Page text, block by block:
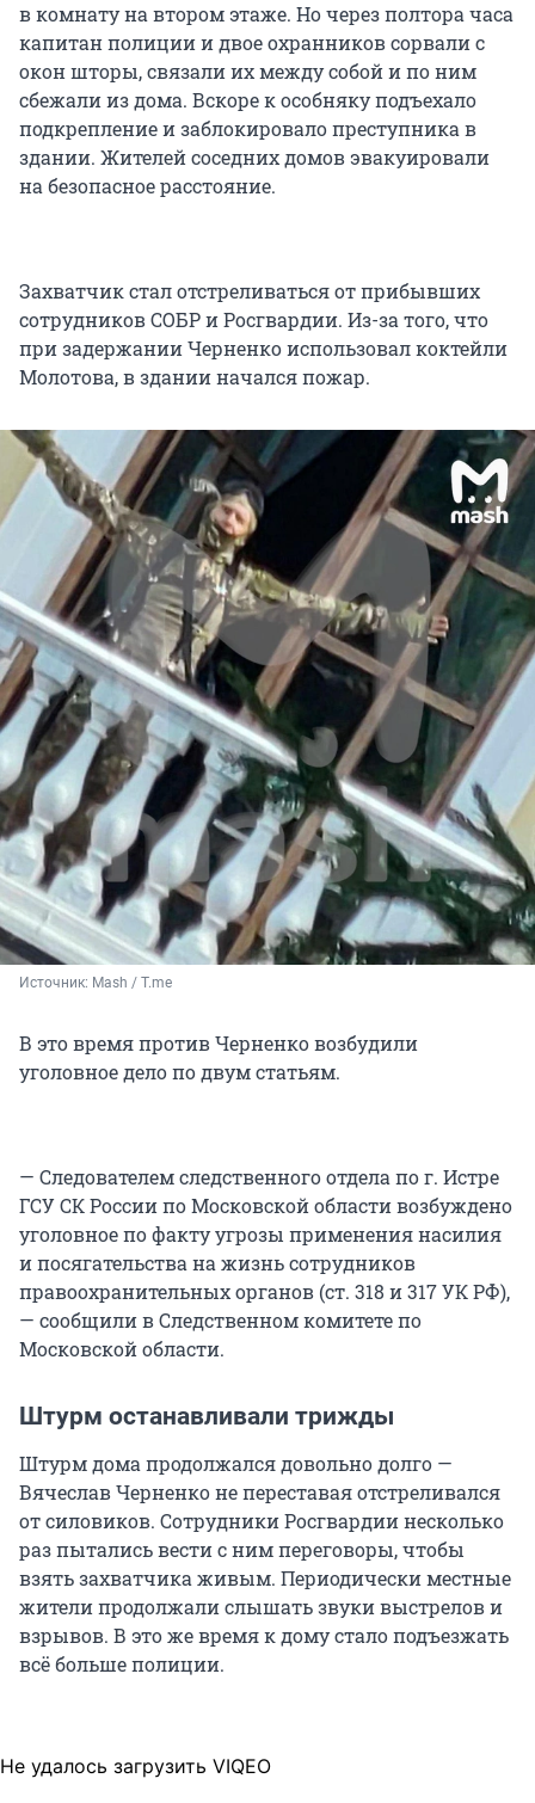
в комнату на втором этаже. Но через полтора часа
капитан полиции и двое охранников сорвали с
окон шторы, связали их между собой и по ним
сбежали из дома. Вскоре к особняку подъехало
подкрепление и заблокировало преступника в
здании. Жителей соседних домов эвакуировали
на безопасное расстояние.
Захватчик стал отстреливаться от прибывших
сотрудников СОБР и Росгвардии. Из-за того, что
при задержании Черненко использовал коктейли
Молотова, в здании начался пожар.
Источник: Mash / T.me
В это время против Черненко возбудили
уголовное дело по двум статьям.
— Следователем следственного отдела по г. Истре
ГСУ СК России по Московской области возбуждено
уголовное по факту угрозы применения насилия
и посягательства на жизнь сотрудников
правоохранительных органов (ст. 318 и 317 УК РФ),
— сообщили в Следственном комитете по
Московской области.
Штурм останавливали трижды
Штурм дома продолжался довольно долго —
Вячеслав Черненко не переставая отстреливался
от силовиков. Сотрудники Росгвардии несколько
раз пытались вести с ним переговоры, чтобы
взять захватчика живым. Периодически местные
жители продолжали слышать звуки выстрелов и
взрывов. В это же время к дому стало подъезжать
всё больше полиции.
Не удалось загрузить VIQEO